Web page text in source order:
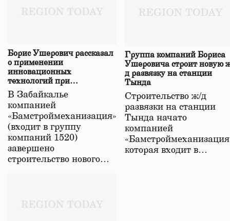
Борис Ушерович рассказал
о применении
инновационных
технологий при
строительстве нового моста
в Забайкалье
В Забайкалье
компанией
«Бамстроймеханизация»
(входит в группу
компаний 1520)
завершено
строительство нового…
Группа компаний Бориса
Ушеровича строит новую
д развязку на станции
Тында
Строительство ж/д
развязки на станции
Тында начато
компанией
которая входит в…